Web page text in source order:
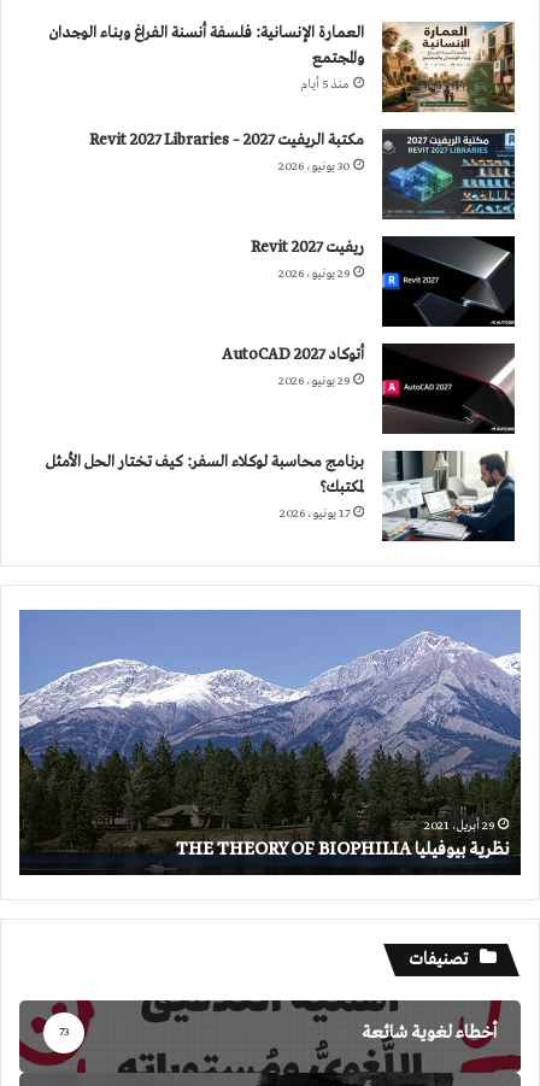
العمارة الإنسانية: فلسفة أنسنة الفراغ وبناء الوجدان
والمجتمع
منذ 5 أيام
مكتبة الريفيت 2027 – Revit 2027 Libraries
30 يونيو، 2026
ريفيت 2027 Revit
29 يونيو، 2026
أتوكاد 2027 AutoCAD
29 يونيو، 2026
برنامج محاسبة لوكلاء السفر: كيف تختار الحل الأمثل
لمكتبك؟
17 يونيو، 2026
THE
THEORY
OF
BIOPHILIA
29 أبريل، 2021
نظرية بيوفيليا THE THEORY OF BIOPHILIA
تصنيفات
أخطاء لغوية شائعة 73